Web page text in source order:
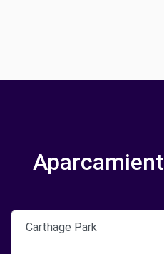
Carthage Park